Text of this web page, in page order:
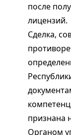
после
лицензий.
Сделка,
признана
Органом